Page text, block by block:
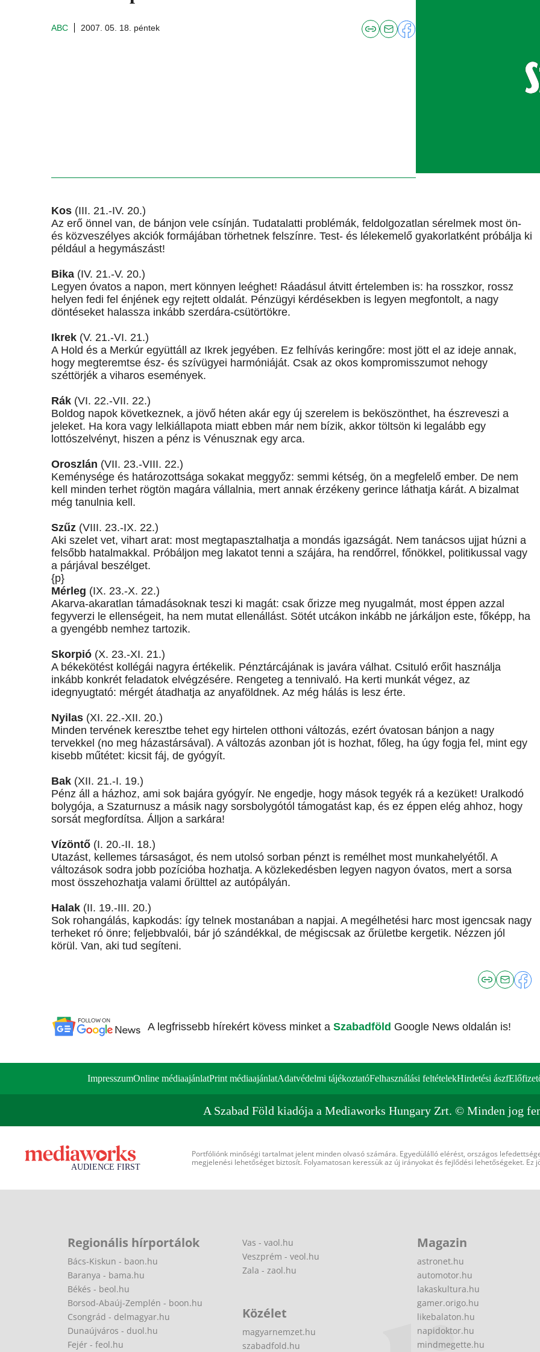
ABC 2007. 05. 18. péntek
Kos (III. 21.-IV. 20.)
Az erő önnel van, de bánjon vele csínján. Tudatalatti problémák, feldolgozatlan sérelmek most ön-
és közveszélyes akciók formájában törhetnek felszínre. Test- és lélekemelő gyakorlatként próbálja ki
például a hegymászást!
Bika (IV. 21.-V. 20.)
Legyen óvatos a napon, mert könnyen leéghet! Ráadásul átvitt értelemben is: ha rosszkor, rossz
helyen fedi fel énjének egy rejtett oldalát. Pénzügyi kérdésekben is legyen megfontolt, a nagy
döntéseket halassza inkább szerdára-csütörtökre.
Ikrek (V. 21.-VI. 21.)
A Hold és a Merkúr együttáll az Ikrek jegyében. Ez felhívás keringőre: most jött el az ideje annak,
hogy megteremtse ész- és szívügyei harmóniáját. Csak az okos kompromisszumot nehogy
széttörjék a viharos események.
Rák (VI. 22.-VII. 22.)
Boldog napok következnek, a jövő héten akár egy új szerelem is beköszönthet, ha észreveszi a
jeleket. Ha kora vagy lelkiállapota miatt ebben már nem bízik, akkor töltsön ki legalább egy
lottószelvényt, hiszen a pénz is Vénusznak egy arca.
Oroszlán (VII. 23.-VIII. 22.)
Keménysége és határozottsága sokakat meggyőz: semmi kétség, ön a megfelelő ember. De nem
kell minden terhet rögtön magára vállalnia, mert annak érzékeny gerince láthatja kárát. A bizalmat
még tanulnia kell.
Szűz (VIII. 23.-IX. 22.)
Aki szelet vet, vihart arat: most megtapasztalhatja a mondás igazságát. Nem tanácsos ujjat húzni a
felsőbb hatalmakkal. Próbáljon meg lakatot tenni a szájára, ha rendőrrel, főnökkel, politikussal vagy
a párjával beszélget.
{p}
Mérleg (IX. 23.-X. 22.)
Akarva-akaratlan támadásoknak teszi ki magát: csak őrizze meg nyugalmát, most éppen azzal
fegyverzi le ellenségeit, ha nem mutat ellenállást. Sötét utcákon inkább ne járkáljon este, főképp, ha
a gyengébb nemhez tartozik.
Skorpió (X. 23.-XI. 21.)
A békekötést kollégái nagyra értékelik. Pénztárcájának is javára válhat. Csituló erőit használja
inkább konkrét feladatok elvégzésére. Rengeteg a tennivaló. Ha kerti munkát végez, az
idegnyugtató: mérgét átadhatja az anyaföldnek. Az még hálás is lesz érte.
Nyilas (XI. 22.-XII. 20.)
Minden tervének keresztbe tehet egy hirtelen otthoni változás, ezért óvatosan bánjon a nagy
tervekkel (no meg házastársával). A változás azonban jót is hozhat, főleg, ha úgy fogja fel, mint egy
kisebb műtétet: kicsit fáj, de gyógyít.
Bak (XII. 21.-I. 19.)
Pénz áll a házhoz, ami sok bajára gyógyír. Ne engedje, hogy mások tegyék rá a kezüket! Uralkodó
bolygója, a Szaturnusz a másik nagy sorsbolygótól támogatást kap, és ez éppen elég ahhoz, hogy
sorsát megfordítsa. Álljon a sarkára!
Vízöntő (I. 20.-II. 18.)
Utazást, kellemes társaságot, és nem utolsó sorban pénzt is remélhet most munkahelyétől. A
változások sodra jobb pozícióba hozhatja. A közlekedésben legyen nagyon óvatos, mert a sorsa
most összehozhatja valami őrülttel az autópályán.
Halak (II. 19.-III. 20.)
Sok rohangálás, kapkodás: így telnek mostanában a napjai. A megélhetési harc most igencsak nagy
terheket ró önre; feljebbvalói, bár jó szándékkal, de mégiscsak az őrületbe kergetik. Nézzen jól
körül. Van, aki tud segíteni.
A legfrissebb hírekért kövess minket a Szabadföld Google News oldalán is!
ImpresszumOnline médiaajánlatPrint médiaajánlatAdatvédelmi tájékoztatóFelhasználási feltételekHirdetési ászf
A Szabad Föld kiadója a Mediaworks Hungary Zrt. © Minden jog
Portfóliónk minőségi tartalmat jelent minden olvasó számára. Egyedülálló elérést, országos
megjelenési lehetőséget biztosít. Folyamatosan keressük az új irányokat és fejlődési lehetőségeket. Ez
Regionális hírportálok
Bács-Kiskun - baon.hu
Baranya - bama.hu
Békés - beol.hu
Borsod-Abaúj-Zemplén - boon.hu
Csongrád - delmagyar.hu
Dunaújváros - duol.hu
Fejér - feol.hu
Vas - vaol.hu
Veszprém - veol.hu
Zala - zaol.hu
Közélet
magyarnemzet.hu
szabadfold.hu
Magazin
astronet.hu
automotor.hu
lakaskultura.hu
gamer.origo.hu
likebalaton.hu
napidoktor.hu
mindmegette.hu